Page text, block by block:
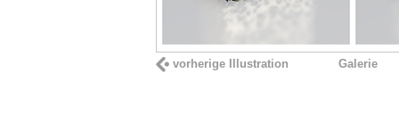
vorherige Illustration Galerie